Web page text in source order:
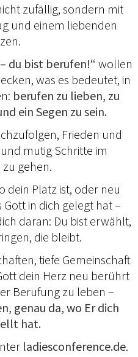
zufällig, sondern mit
und einem liebenden
du bist berufen!“ wollen
was es bedeutet, in
berufen zu lieben, zu
ein Segen zu sein.
Frieden und
mutig Schritte im
gehen.
dein Platz ist, oder neu
in dich gelegt hat –
daran: Du bist erwählt,
die bleibt.
tiefe Gemeinschaft
dein Herz neu berührt
Berufung zu leben –
genau da, wo Er dich
hat.
ladiesconference.de.